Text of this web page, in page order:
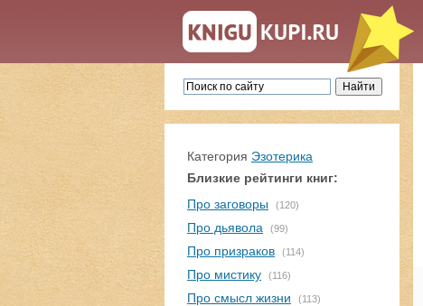
Категория Эзотерика
Близкие рейтинги книг:
Про заговоры
(120)
Про дьявола (99)
Про призраков (114)
Про мистику (116)
Про смысл жизни (113)